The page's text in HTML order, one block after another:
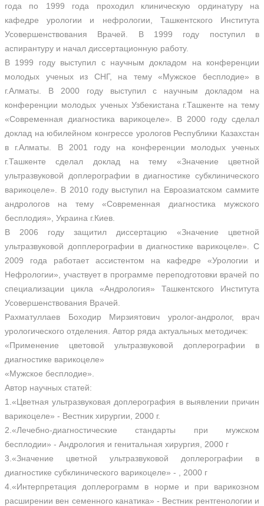
года по 1999 года проходил клиническую ординатуру на
кафедре урологии и нефрологии, Ташкентского Института
Усовершенствования Врачей. В 1999 году поступил в
аспирантуру и начал диссертационную работу.
В 1999 году выступил с научным докладом на конференции
молодых ученых из СНГ, на тему «Мужское бесплодие» в
г.Алматы. В 2000 году выступил с научным докладом на
конференции молодых ученых Узбекистана г.Ташкенте на тему
«Современная диагностика варикоцеле». В 2000 году сделал
доклад на юбилейном конгрессе урологов Республики Казахстан
в г.Алматы. В 2001 году на конференции молодых ученых
г.Ташкенте сделал доклад на тему «Значение цветной
ультразвуковой доплерографии в диагностике субклинического
варикоцеле». В 2010 году выступил на Евроазиатском саммите
андрологов на тему «Современная диагностика мужского
бесплодия», Украина г.Киев.
В 2006 году защитил диссертацию «Значение цветной
ультразвуковой допплерографии в диагностике варикоцеле». С
2009 года работает ассистентом на кафедре «Урологии и
Нефрологии», участвует в программе переподготовки врачей по
специализации цикла «Андрология» Ташкентского Института
Усовершенствования Врачей.
Рахматуллаев Боходир Мирзиятович уролог-андролог, врач
урологического отделения. Автор ряда актуальных методичек:
«Применение цветовой ультразвуковой доплерографии в
диагностике варикоцеле»
«Мужское бесплодие».
Автор научных статей:
1.«Цветная ультразвуковая доплерография в выявлении причин
варикоцеле» - Вестник хирургии, 2000 г.
2.«Лечебно-диагностические стандарты при мужском
бесплодии» - Андрология и генитальная хирургия, 2000 г
3.«Значение цветной ультразвуковой доплерографии в
диагностике субклинического варикоцеле» - , 2000 г
4.«Интерпретация доплерограмм в норме и при варикозном
расширении вен семенного канатика» - Вестник рентгенологии и